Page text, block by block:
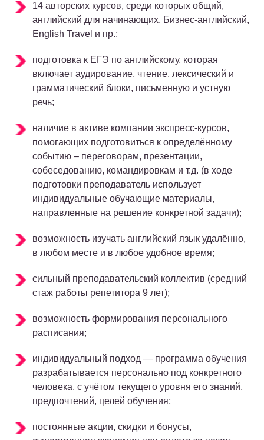
14 авторских курсов, среди которых общий,
английский для начинающих, Бизнес-английский,
English Travel и пр.;
подготовка к ЕГЭ по английскому, которая
включает аудирование, чтение, лексический и
грамматический блоки, письменную и устную
речь;
наличие в активе компании экспресс-курсов,
помогающих подготовиться к определённому
событию – переговорам, презентации,
собеседованию, командировкам и т.д. (в ходе
подготовки преподаватель использует
индивидуальные обучающие материалы,
направленные на решение конкретной задачи);
возможность изучать английский язык удалённо,
в любом месте и в любое удобное время;
сильный преподавательский коллектив (средний
стаж работы репетитора 9 лет);
возможность формирования персонального
расписания;
индивидуальный подход — программа обучения
разрабатывается персонально под конкретного
человека, с учётом текущего уровня его знаний,
предпочтений, целей обучения;
постоянные акции, скидки и бонусы,